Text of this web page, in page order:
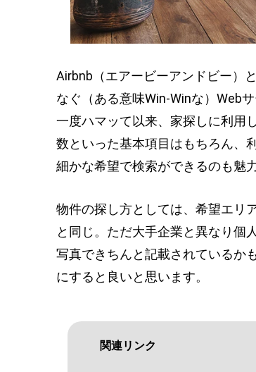
Airbnb（エアービーアンドビー）
なぐ（ある意味Win-Winな）Web
一度ハマッて以来、家探しに利用
数といった基本項目はもちろん、
細かな希望で検索ができるのも魅力
物件の探し方としては、希望エリ
と同じ。ただ大手企業と異なり個
写真できちんと記載されているか
にすると良いと思います。
関連リンク